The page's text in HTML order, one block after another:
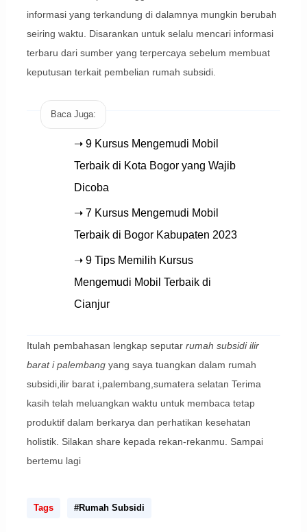
informasi yang terkandung di dalamnya mungkin berubah
seiring waktu. Disarankan untuk selalu mencari informasi
terbaru dari sumber yang terpercaya sebelum membuat
keputusan terkait pembelian rumah subsidi.
Baca Juga:
➝ 9 Kursus Mengemudi Mobil
Terbaik di Kota Bogor yang Wajib
Dicoba
➝ 7 Kursus Mengemudi Mobil
Terbaik di Bogor Kabupaten 2023
➝ 9 Tips Memilih Kursus
Mengemudi Mobil Terbaik di
Cianjur
Itulah pembahasan lengkap seputar rumah subsidi ilir
barat i palembangyang saya tuangkan dalam rumah
subsidi,ilir barat i,palembang,sumatera selatan Terima
kasih telah meluangkan waktu untuk membaca tetap
produktif dalam berkarya dan perhatikan kesehatan
holistik. Silakan share kepada rekan-rekanmu. Sampai
bertemu lagi
Tags #Rumah Subsidi